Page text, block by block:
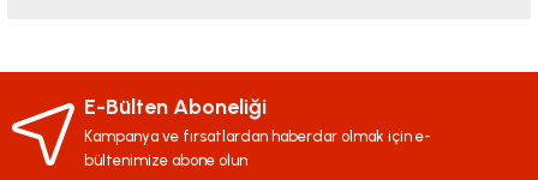
iletebilirsiniz.
Görüş ve önerileriniz için teşekkür ederiz.
E-Bülten Aboneliği
Kampanya ve fırsatlardan haberdar olmak için e-
bültenimize abone olun